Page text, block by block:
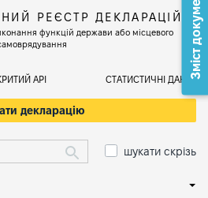
РЕЄСТР ДЕКЛАРАЦІЙ
функцій держави або місцевого
АРІ СТАТИСТИЧНІ ДАНІ
декларацію
шукати скрізь
Зміст документа